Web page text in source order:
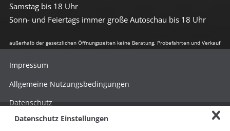
Samstag bis 18 Uhr
Sonn- und Feiertags immer große Autoschau bis 18 Uhr
außerhalb der gesetzlichen Öffnungszeiten keine Beratung, Probefahrten und Verkauf
Impressum
Allgemeine Nutzungsbedingungen
Datenschutz
Hinweisgebersystem nach HinSchG
Datenschutz Einstellungen